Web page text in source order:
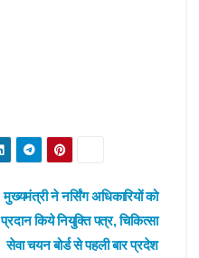
मुख्यमंत्री ने नर्सिंग अधिकारियों को
प्रदान किये नियुक्ति पत्र, चिकित्सा
सेवा चयन बोर्ड से पहली बार प्रदेश